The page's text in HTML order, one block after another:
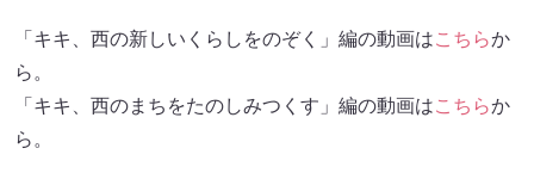
「キキ、西の新しいくらしをのぞく」編の動画はこちらか
ら。
「キキ、西のまちをたのしみつくす」編の動画はこちらか
ら。